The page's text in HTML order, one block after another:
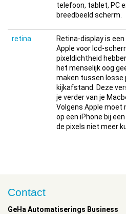
telefoon, tablet, PC
breedbeeld scherm.
retina
Retina-display is
Apple voor lcd-
pixeldichtheid
het menselijk oog
maken tussen losse
kijkafstand. Deze
je verder van je
Volgens Apple moet
op een iPhone bij
de pixels niet meer
Contact
GeHa Automatiserings Business